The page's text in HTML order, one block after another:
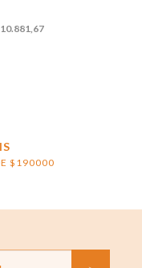
$190000